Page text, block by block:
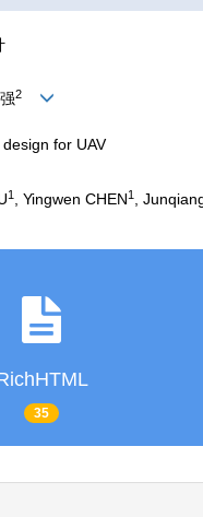
2
for UAV
1 , Yingwen CHEN1 ,
35